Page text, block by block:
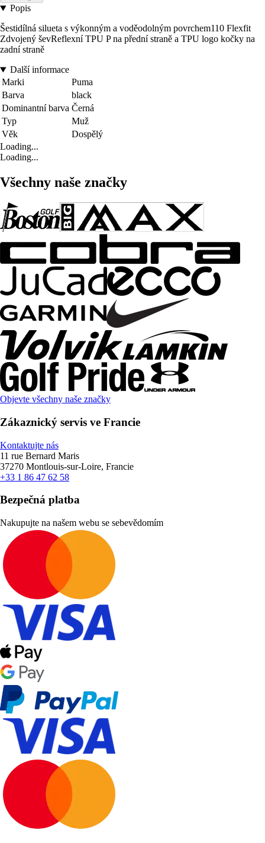
Popis
Šestidílná silueta s výkonným a voděodolným povrchem110 Flexfit
Zdvojený ševReflexní TPU P na přední straně a TPU logo kočky na
zadní straně
Další informace
Marki
Puma
Barva
black
Dominantní barva Černá
Typ
Muž
Věk
Dospělý
Loading...
Loading...
Všechny naše značky
Objevte všechny naše značky
Zákaznický servis ve Francie
Kontaktujte nás
11 rue Bernard Maris
37270 Montlouis-sur-Loire, Francie
+33 1 86 47 62 58
Bezpečná platba
Nakupujte na našem webu se sebevědomím